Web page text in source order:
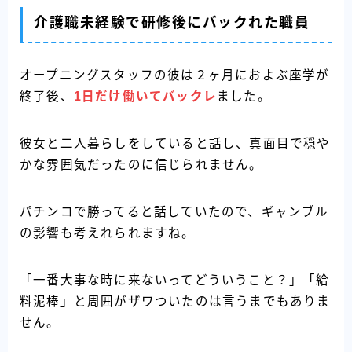
介護職未経験で研修後にバックれた職員
オープニングスタッフの彼は２ヶ月におよぶ座学が
終了後、 1日だけ働いてバックレ ました。
彼女と二人暮らしをしていると話し、真面目で穏や
かな雰囲気だったのに信じられません。
パチンコで勝ってると話していたので、ギャンブル
の影響も考えれられますね。
「一番大事な時に来ないってどういうこと？」「給
料泥棒」と周囲がザワついたのは言うまでもありま
せん。